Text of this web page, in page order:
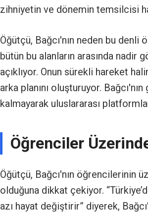
zihniyetin ve dönemin temsilcisi
Öğütçü, Bağcı'nın neden bu denli
bütün bu alanların arasında
açıklıyor. Onun sürekli hareket
arka planını oluşturuyor.
kalmayarak uluslararası
Öğrenciler
Öğütçü, Bağcı'nın öğrencilerinin
olduğuna dikkat çekiyor.
azı hayat değiştirir” diyerek,